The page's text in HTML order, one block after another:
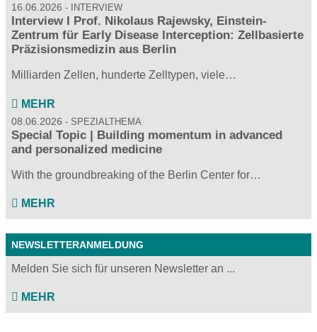
16.06.2026 INTERVIEW
Interview I Prof. Nikolaus Rajewsky, Einstein-
Zentrum für Early Disease Interception: Zellbasierte
Präzisionsmedizin aus Berlin
Milliarden Zellen, hunderte Zelltypen, viele…
MEHR
08.06.2026 SPEZIALTHEMA
Special Topic | Building momentum in advanced
and personalized medicine
With the groundbreaking of the Berlin Center for…
MEHR
NEWSLETTERANMELDUNG
Melden Sie sich für unseren Newsletter an ...
MEHR